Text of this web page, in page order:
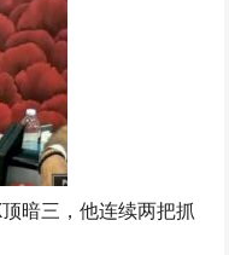
暗三，他连续两把抓